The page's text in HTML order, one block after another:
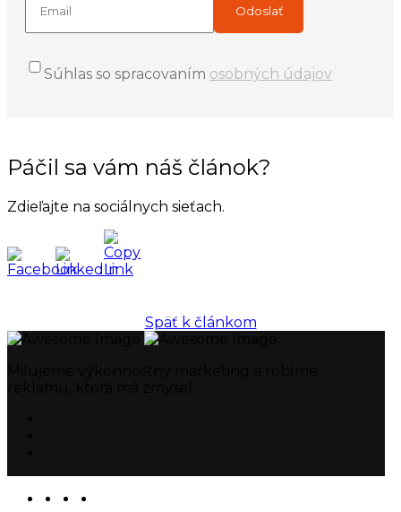
Súhlas so spracovaním osobných údajov
Páčil sa vám náš článok?
Zdieľajte na sociálnych sieťach.
Späť k článkom